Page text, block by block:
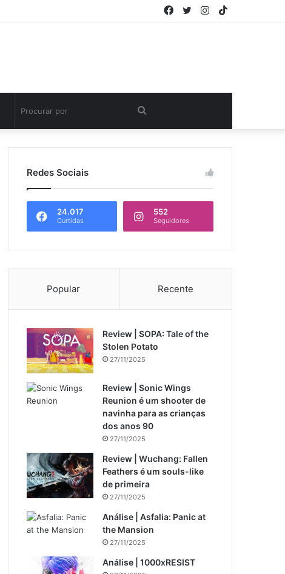
Instagram
Twitter
Facebook
Procurar
por
Redes Sociais
24.017
Curtidas
552
Seguidores
Popular Recente
Review | SOPA: Tale of the
Stolen Potato
27/11/2025
Review | Sonic Wings
Reunion é um shooter de
navinha para as crianças
dos anos 90
27/11/2025
Review | Wuchang: Fallen
Feathers é um souls-like
de primeira
27/11/2025
Análise | Asfalia: Panic at
the Mansion
27/11/2025
Análise | 1000xRESIST